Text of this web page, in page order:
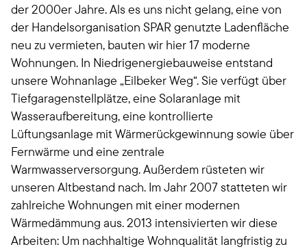
der 2000er Jahre. Als es uns nicht gelang, eine von
der Handelsorganisation SPAR genutzte Ladenfläche
neu zu vermieten, bauten wir hier 17 moderne
Wohnungen. In Niedrigenergiebauweise entstand
unsere Wohnanlage „Eilbeker Weg“. Sie verfügt über
Tiefgaragenstellplätze, eine Solaranlage mit
Wasseraufbereitung, eine kontrollierte
Lüftungsanlage mit Wärmerückgewinnung sowie über
Fernwärme und eine zentrale
Warmwasserversorgung. Außerdem rüsteten wir
unseren Altbestand nach. Im Jahr 2007 statteten wir
zahlreiche Wohnungen mit einer modernen
Wärmedämmung aus. 2013 intensivierten wir diese
Arbeiten: Um nachhaltige Wohnqualität langfristig zu